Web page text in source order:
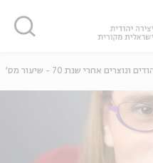
שתי דתות בצל החורבן - תיאולוגיות של יהודים ונוצרים אחרי שנת 70 - שיעור מס'